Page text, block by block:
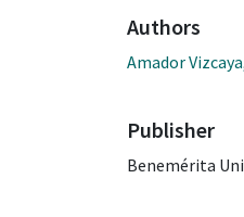
Authors
Amador
Publisher
Benemérita